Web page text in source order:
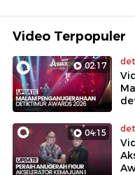
Video Terpopuler
02:17
04:15